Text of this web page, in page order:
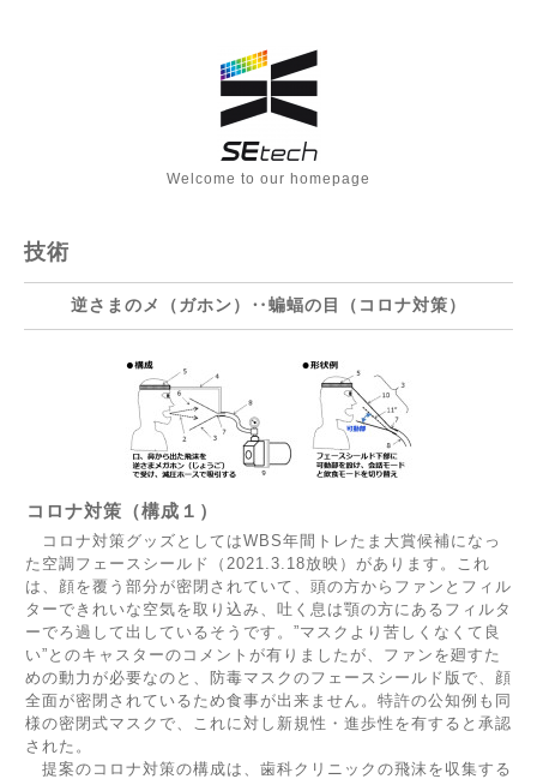
Welcome to our homepage
技術
逆さまのメ（ガホン）‥蝙蝠の目（コロナ対策）
コロナ対策（構成１）
コロナ対策グッズとしてはWBS年間トレたま大賞候補になっ
た空調フェースシールド（2021.3.18放映）があります。これ
は、顔を覆う部分が密閉されていて、頭の方からファンとフィル
ターできれいな空気を取り込み、吐く息は顎の方にあるフィルタ
ーでろ過して出しているそうです。”マスクより苦しくなくて良
い”とのキャスターのコメントが有りましたが、ファンを廻すた
めの動力が必要なのと、防毒マスクのフェースシールド版で、顔
全面が密閉されているため食事が出来ません。特許の公知例も同
様の密閉式マスクで、これに対し新規性・進歩性を有すると承認
された。
提案のコロナ対策の構成は、歯科クリニックの飛沫を収集する